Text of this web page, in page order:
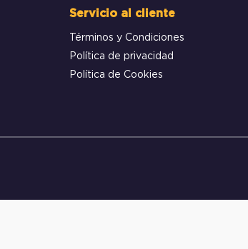
Servicio al cliente
Términos y Condiciones
Política de privacidad
Política de Cookies